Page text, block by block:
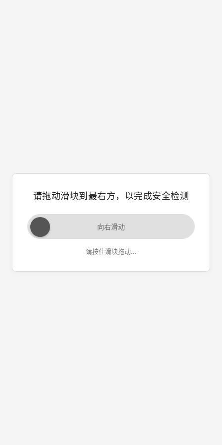
请拖动滑块到最右方，以完成安全检测
向右滑动
请按住滑块拖动...